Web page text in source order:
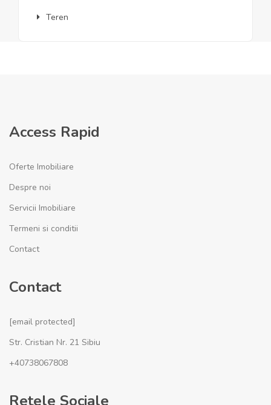
Teren
Access Rapid
Oferte Imobiliare
Despre noi
Servicii Imobiliare
Termeni si conditii
Contact
Contact
[email protected]
Str. Cristian Nr. 21 Sibiu
+40738067808
Retele Sociale